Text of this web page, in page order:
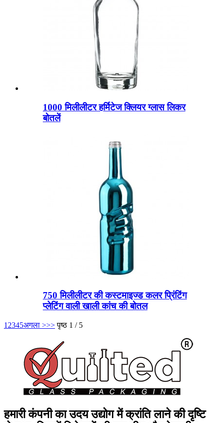
1000 मिलीलीटर हर्मिटेज क्लियर ग्लास लिकर
बोतलें
750 मिलीलीटर की कस्टमाइज्ड कलर प्रिंटिंग
प्लेटिंग वाली खाली कांच की बोतल
1 2345अगला >>> पृष्ठ 1 / 5
हमारी कंपनी का उदय उद्योग में क्रांति लाने की दृष्टि